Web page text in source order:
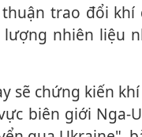
nhiên liệu
biên giới Nga-